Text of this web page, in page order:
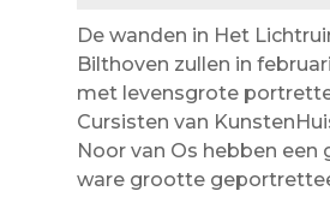
De wanden in Het
Bilthoven zullen in
met levensgrote
Cursisten van
Noor van Os hebben een
ware grootte